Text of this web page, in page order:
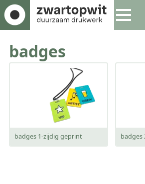
badges
badges 1-zijdig geprint badges